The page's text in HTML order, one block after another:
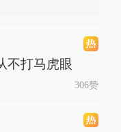
不打马虎眼
306赞